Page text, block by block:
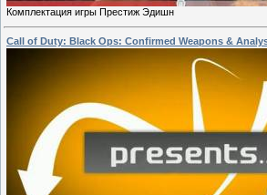
Комплектация игры Престиж Эдишн
Call of Duty: Black Ops: Confirmed Weapons &